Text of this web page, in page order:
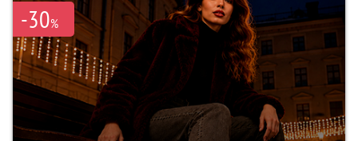
-30%